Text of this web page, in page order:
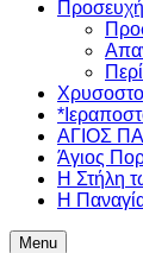
Προσευχή
ΑΓΙΟΣ
Άγιος
Η Στήλη
Η
Menu